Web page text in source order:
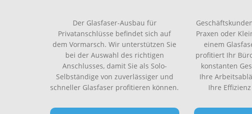
Der Glasfaser-Ausbau für
Privatanschlüsse befindet sich auf
dem Vormarsch. Wir unterstützen Sie
bei der Auswahl des richtigen
Anschlusses, damit Sie als Solo-
Selbständige von zuverlässiger und
schneller Glasfaser profitieren können.
Praxen oder
einem
profitiert Ihr
konstanten
Ihre
Ihre